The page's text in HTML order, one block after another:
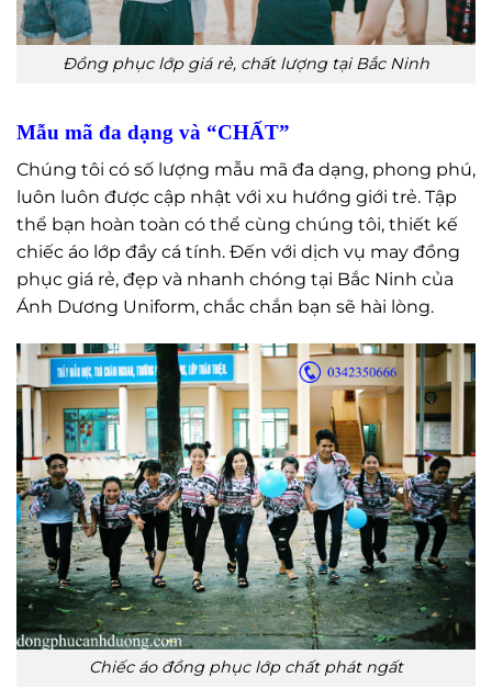
Đồng phục lớp giá rẻ, chất lượng tại Bắc Ninh
Mẫu mã đa dạng và “CHẤT”
Chúng tôi có số lượng mẫu mã đa dạng, phong phú,
luôn luôn được cập nhật với xu hướng giới trẻ. Tập
thể bạn hoàn toàn có thể cùng chúng tôi, thiết kế
chiếc áo lớp đầy cá tính. Đến với dịch vụ may đồng
phục giá rẻ, đẹp và nhanh chóng tại Bắc Ninh của
Ánh Dương Uniform, chắc chắn bạn sẽ hài lòng.
Chiếc áo đồng phục lớp chất phát ngất